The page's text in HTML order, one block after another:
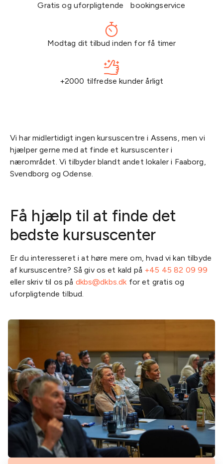
Gratis og uforpligtende bookingservice
Modtag dit tilbud inden for få timer
+2000 tilfredse kunder årligt
Vi har midlertidigt ingen kursuscentre i Assens, men vi
hjælper gerne med at finde et kursuscenter i
nærområdet. Vi tilbyder blandt andet lokaler i Faaborg,
Svendborg og Odense.
Få hjælp til at finde det
bedste kursuscenter
Er du interesseret i at høre mere om, hvad vi kan tilbyde
af kursuscentre? Så giv os et kald på +45 45 82 09 99
eller skriv til os på dkbs@dkbs.dk for et gratis og
uforpligtende tilbud.